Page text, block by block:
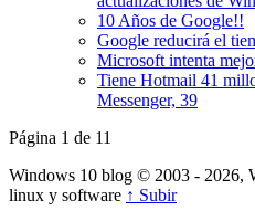
10 Años de Google!!
Google reducirá el
Microsoft intenta
Tiene Hotmail 41
Messenger, 39
Página 1 de 11
Windows 10 blog © 2003 - 2026,
linux y software ↑ Subir